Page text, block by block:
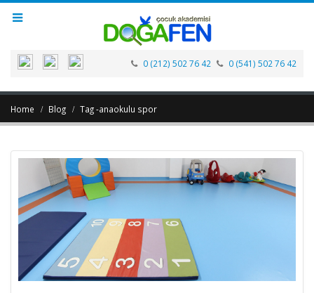
0 (212) 502 76 42 0 (541) 502 76 42
Home Blog Tag -anaokulu spor